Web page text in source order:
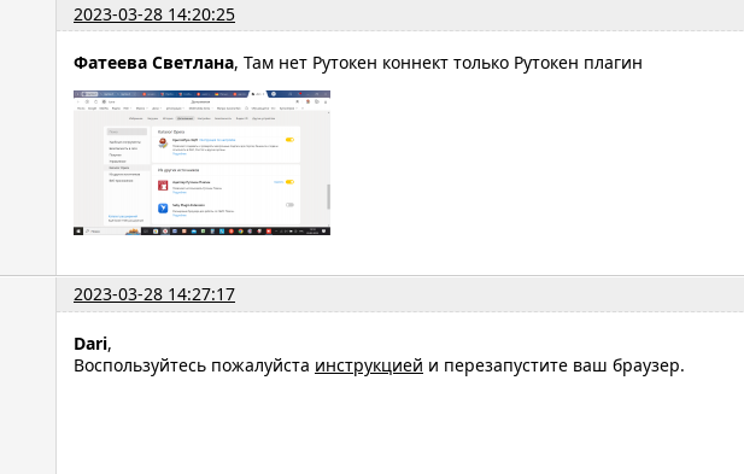
2023-03-28 14:20:25
Фатеева Светлана, Там нет Рутокен коннект только Рутокен плагин
2023-03-28 14:27:17
Dari,
Воспользуйтесь пожалуйста инструкцией и перезапустите ваш браузер.